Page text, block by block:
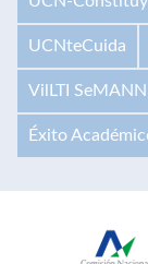
UCNteCuida
VilLTI SeMANN
Éxito